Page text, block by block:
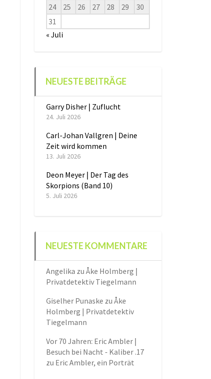
24
25 26 27 28 29
30
31
« Juli
NEUESTE BEITRÄGE
Garry Disher | Zuflucht
24. Juli 2026
Carl-Johan Vallgren | Deine
Zeit wird kommen
13. Juli 2026
Deon Meyer | Der Tag des
Skorpions (Band 10)
5. Juli 2026
NEUESTE KOMMENTARE
Angelika zu Åke Holmberg |
Privatdetektiv Tiegelmann
Giselher Punaske zu Åke
Holmberg | Privatdetektiv
Tiegelmann
Vor 70 Jahren: Eric Ambler |
Besuch bei Nacht - Kaliber .17
zu Eric Ambler, ein Porträt